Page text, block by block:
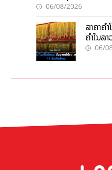
06/08/2026
ລາຄາຄ
ຄຳໃນລ
06/